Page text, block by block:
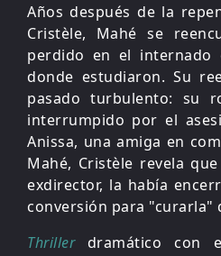
Años después de la
Cristèle, Mahé se
perdido en el internado
donde estudiaron. Su
pasado turbulento: su
interrumpido por el
Anissa, una amiga en
Mahé, Cristèle revela
exdirector, la había
conversión para "curarla"
Thrillerdramático con